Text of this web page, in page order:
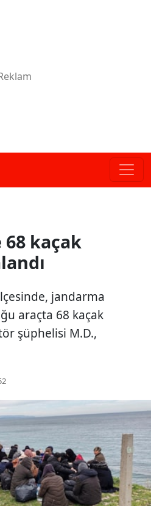
kaçak
jandarma
araçta 68 kaçak
şüphelisi M.D.,